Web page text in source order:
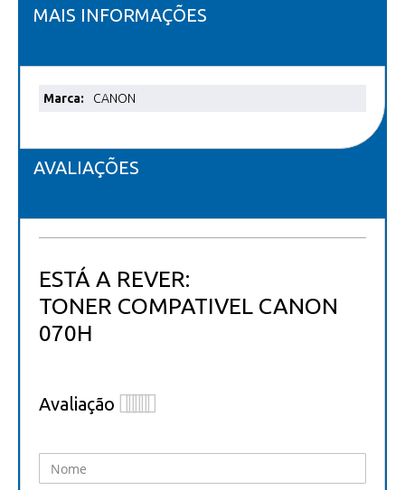
MAIS INFORMAÇÕES
Mais
CANON
AVALIAÇÕES
ESTÁ A REVER:
TONER COMPATIVEL CANON
070H
Avaliação